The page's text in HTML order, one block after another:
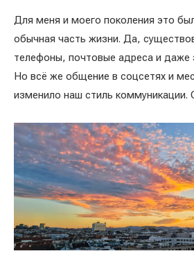
Для меня и моего поколения это
обычная часть жизни. Да,
телефоны, почтовые адреса и даже
Но всё же общение в соцсетях и
изменило наш стиль коммуникации.